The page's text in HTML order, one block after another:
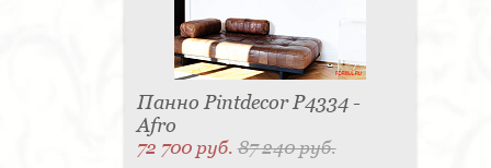
Панно Pintdecor P4334 -
Afro
72 700 руб.87 240 руб.